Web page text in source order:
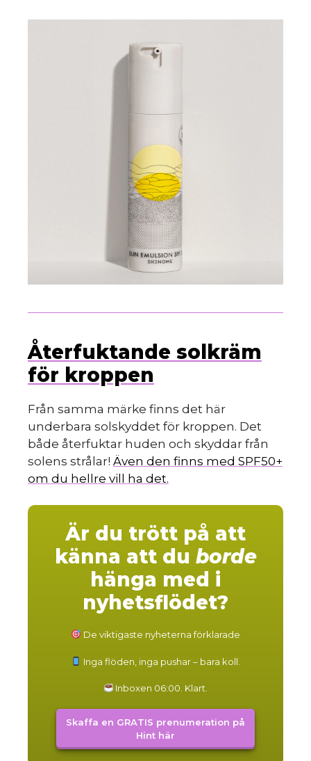
Återfuktande solkräm
för kroppen
Från samma märke finns det här
underbara solskyddet för kroppen. Det
både återfuktar huden och skyddar från
solens strålar! Även den finns med SPF50+
om du hellre vill ha det.
Är du trött på att
känna att du borde
hänga med i
nyhetsflödet?
De viktigaste nyheterna förklarade
Inga flöden, inga pushar – bara koll.
Inboxen 06:00. Klart.
Skaffa en GRATIS prenumeration på
Hint här